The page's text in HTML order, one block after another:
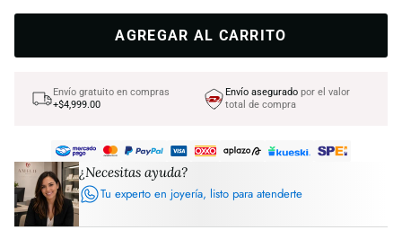
AGREGAR AL CARRITO
Envío gratuito en compras
+$4,999.00
Envío aseguradopor el valor
total de compra
¿Necesitas ayuda?
Tu experto en joyería, listo para atenderte